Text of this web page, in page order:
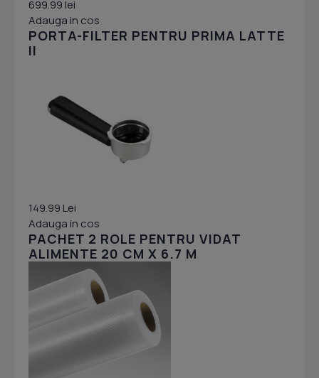
699.99 lei
Adauga in cos
PORTA-FILTER PENTRU PRIMA LATTE
II
149.99 Lei
Adauga in cos
PACHET 2 ROLE PENTRU VIDAT
ALIMENTE 20 CM X 6.7 M